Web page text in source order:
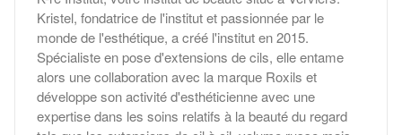
Kristel, fondatrice de l'institut et passionnée par le
monde de l'esthétique, a créé l'institut en 2015.
Spécialiste en pose d'extensions de cils, elle entame
alors une collaboration avec la marque Roxils et
développe son activité d'esthéticienne avec une
expertise dans les soins relatifs à la beauté du regard